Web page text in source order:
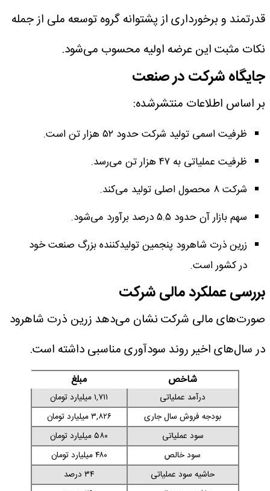
قدرتمند و برخورداری از پشتوانه گروه توسعه ملی از جمله
نکات مثبت این عرضه اولیه محسوب می‌شود.
جایگاه شرکت در صنعت
بر اساس اطلاعات منتشرشده:
ظرفیت اسمی تولید شرکت حدود ۵۲ هزار تن است.
ظرفیت عملیاتی به ۴۷ هزار تن می‌رسد.
شرکت ۸ محصول اصلی تولید می‌کند.
سهم بازار آن حدود ۵.۵ درصد برآورد می‌شود.
زرین ذرت شاهرود پنجمین تولیدکننده بزرگ صنعت خود
در کشور است.
بررسی عملکرد مالی شرکت
صورت‌های مالی شرکت نشان می‌دهد زرین ذرت شاهرود
در سال‌های اخیر روند سودآوری مناسبی داشته است.
شاخص مبلغ
درآمد عملیاتی
۱,۷۱۱ میلیارد تومان
بودجه فروش سال جاری
۳,۸۲۶ میلیارد تومان
سود عملیاتی
۵۸۰ میلیارد تومان
سود خالص
۴۸۰ میلیارد تومان
حاشیه سود عملیاتی
۳۴ درصد